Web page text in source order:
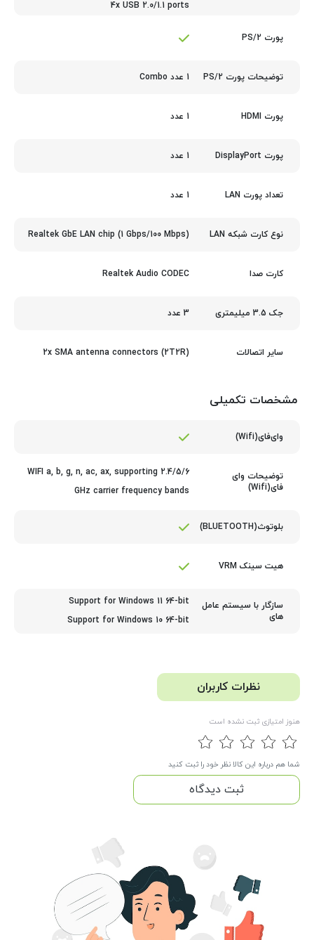
4x USB 2.0/1.1 ports
پورت PS/2
توضیحات پورت PS/2 1 عدد Combo
پورت HDMI 1 عدد
پورت DisplayPort 1 عدد
تعداد پورت LAN 1 عدد
نوع کارت شبکه LAN Realtek GbE LAN chip (1 Gbps/100 Mbps)
کارت صدا Realtek Audio CODEC
جک 3.5 میلیمتری 3 عدد
سایر اتصالات 2x SMA antenna connectors (2T2R)
مشخصات تکمیلی
وای‌فای(Wifi)
توضیحات وای
فای(Wifi)
WIFI a, b, g, n, ac, ax, supporting 2.4/5/6
GHz carrier frequency bands
بلوتوث(BLUETOOTH)
هیت سینک VRM
سازگار با سیستم عامل
های
Support for Windows 11 64-bit
Support for Windows 10 64-bit
نظرات کاربران
هنوز امتیازی ثبت نشده است
شما هم درباره این کالا نظر خود را ثبت کنید
ثبت دیدگاه